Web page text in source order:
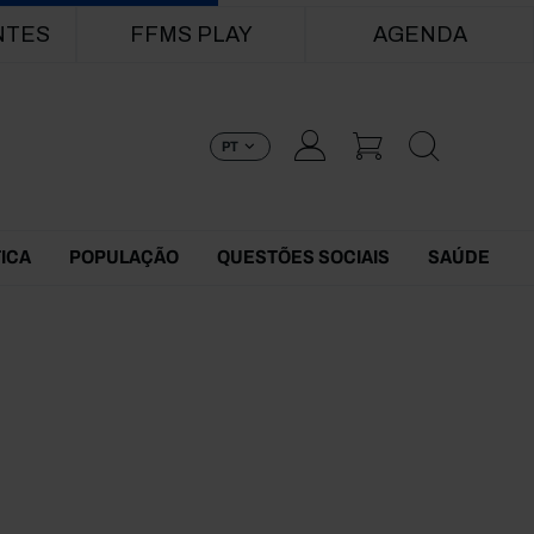
FFMS PLAY AGENDA
PT
POPULAÇÃO QUESTÕES SOCIAIS SAÚDE